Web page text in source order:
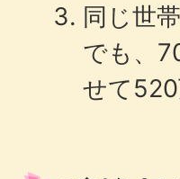
同じ世
でも、
せて520